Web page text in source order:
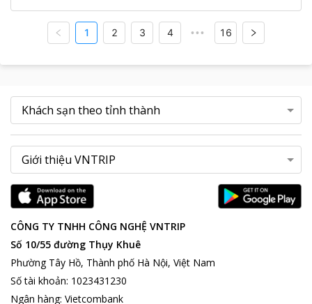
1 2 3 4 ••• 16
CÔNG TY TNHH CÔNG NGHỆ VNTRIP
Số 10/55 đường Thụy Khuê
Phường Tây Hồ, Thành phố Hà Nội, Việt Nam
Số tài khoản: 1023431230
Ngân hàng: Vietcombank